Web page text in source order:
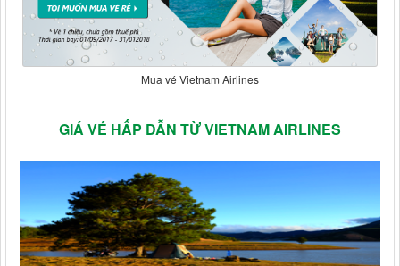
Mua vé Vietnam Airlines
GIÁ VÉ HẤP DẪN TỪ VIETNAM AIRLINES